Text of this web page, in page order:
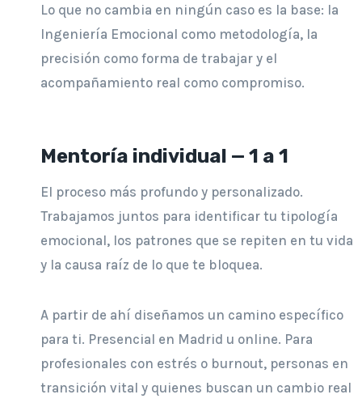
Lo que no cambia en ningún caso es la base: la
Ingeniería Emocional como metodología, la
precisión como forma de trabajar y el
acompañamiento real como compromiso.
Mentoría individual — 1 a 1
El proceso más profundo y personalizado.
Trabajamos juntos para identificar tu tipología
emocional, los patrones que se repiten en tu vida
y la causa raíz de lo que te bloquea.
A partir de ahí diseñamos un camino específico
para ti. Presencial en Madrid u online. Para
profesionales con estrés o burnout, personas en
transición vital y quienes buscan un cambio real